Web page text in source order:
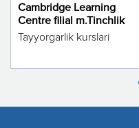
Cambridge Learning
Centre filial m.Tinchlik
Tayyorgarlik kurslari